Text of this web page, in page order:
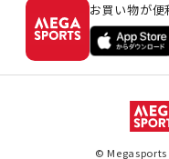
お買い物が便
© Megasports